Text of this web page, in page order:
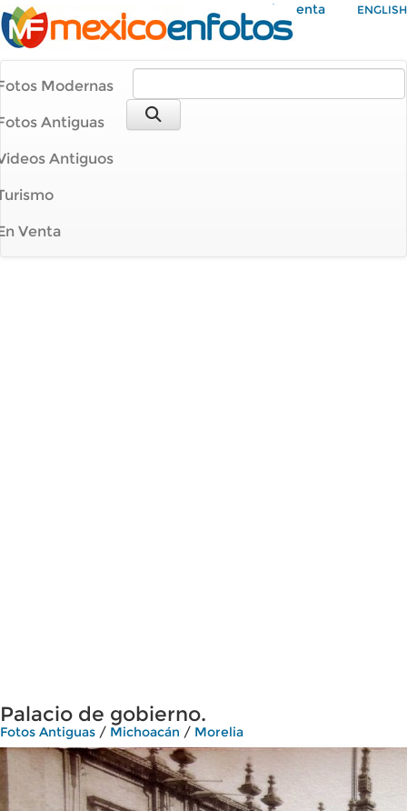
Mi Cuenta ENGLISH
Modernas
Antiguas
Antiguos
Venta
Palacio de gobierno.
Fotos Antiguas / Michoacán / Morelia